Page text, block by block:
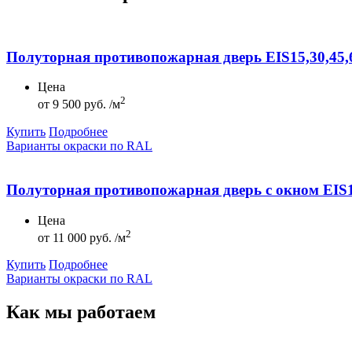
Полуторная противопожарная дверь
Цена
от 9 500 руб. /м2
Купить Подробнее
Варианты окраски по RAL
Полуторная противопожарная дверь с окном
Цена
от 11 000 руб. /м2
Купить Подробнее
Варианты окраски по RAL
Как мы работаем